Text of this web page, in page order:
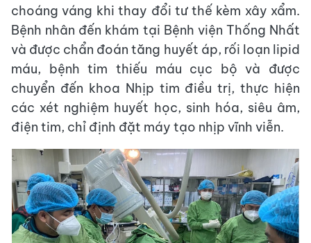
choáng váng khi thay đổi tư thế kèm xây xẩm.
Bệnh nhân đến khám tại Bệnh viện Thống Nhất
và được chẩn đoán tăng huyết áp, rối loạn lipid
máu, bệnh tim thiếu máu cục bộ và được
chuyển đến khoa Nhịp tim điều trị, thực hiện
các xét nghiệm huyết học, sinh hóa, siêu âm,
điện tim, chỉ định đặt máy tạo nhịp vĩnh viễn.